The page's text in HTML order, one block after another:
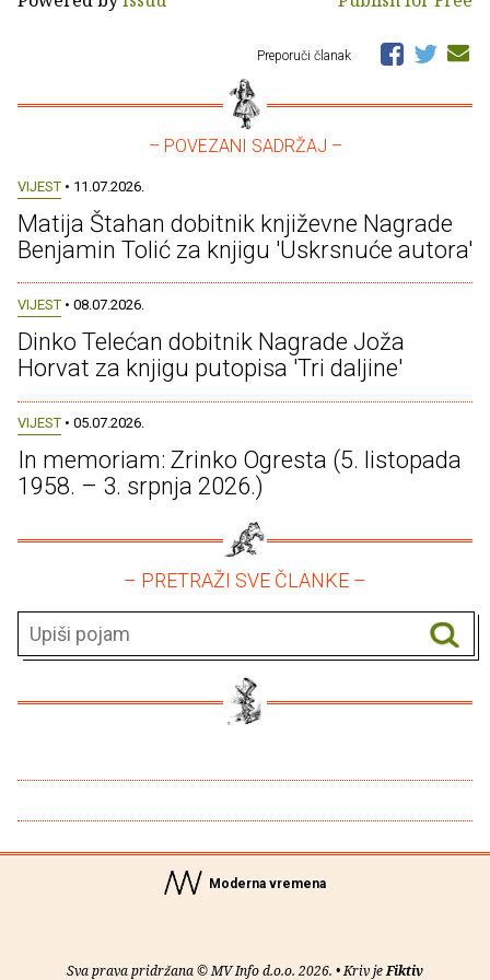
Preporuči članak
– POVEZANI SADRŽAJ –
VIJEST • 11.07.2026.
Matija Štahan dobitnik književne Nagrade
Benjamin Tolić za knjigu 'Uskrsnuće autora'
VIJEST • 08.07.2026.
Dinko Telećan dobitnik Nagrade Joža
Horvat za knjigu putopisa 'Tri daljine'
VIJEST • 05.07.2026.
In memoriam: Zrinko Ogresta (5. listopada
1958. – 3. srpnja 2026.)
– PRETRAŽI SVE ČLANKE –
Moderna vremena
Sva prava pridržana © MV Info d.o.o. 2026. • Kriv jeFiktiv